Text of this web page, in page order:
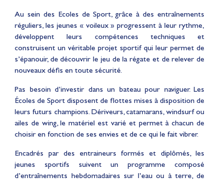
Au sein des Ecoles de Sport, grâce à des entraînements
réguliers, les jeunes « voileux » progressent à leur rythme,
développent leurs compétences techniques et
construisent un véritable projet sportif qui leur permet de
s’épanouir, de découvrir le jeu de la régate et de relever de
nouveaux défis en toute sécurité.
Pas besoin d’investir dans un bateau pour naviguer. Les
Écoles de Sport disposent de flottes mises à disposition de
leurs futurs champions. Dériveurs, catamarans, windsurf ou
ailes de wing, le matériel est varié et permet à chacun de
choisir en fonction de ses envies et de ce qui le fait vibrer.
Encadrés par des entraineurs formés et diplômés, les
jeunes sportifs suivent un programme composé
d’entraînements hebdomadaires sur l’eau ou à terre, de